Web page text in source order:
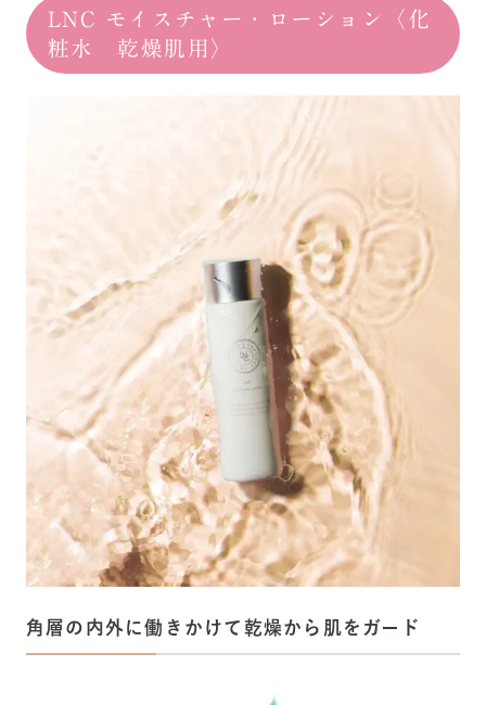
LNC モイスチャー・ローション〈化
粧水 乾燥肌用〉
角層の内外に働きかけて乾燥から肌をガード